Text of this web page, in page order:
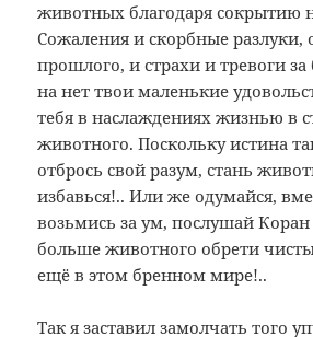
животных благодаря сокрытию
Сожаления и скорбные разлуки,
прошлого, и страхи и тревоги за
на нет твои маленькие
тебя в наслаждениях жизнью в
животного. Поскольку истина
отбрось свой разум, стань
избавься!.. Или же одумайся,
возьмись за ум, послушай Коран
больше животного обрети
ещё в этом бренном мире!..
Так я заставил замолчать того